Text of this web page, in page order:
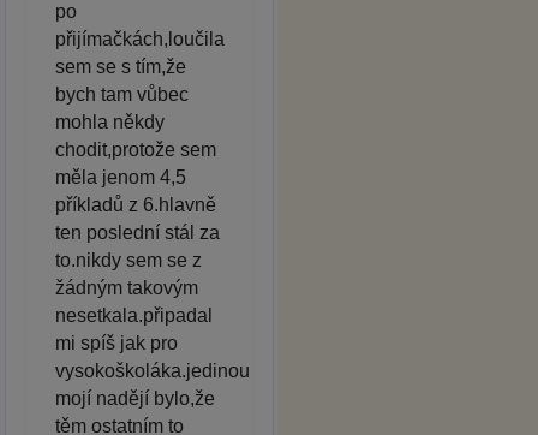
po
přijímačkách,loučila
sem se s tím,že
bych tam vůbec
mohla někdy
chodit,protože sem
měla jenom 4,5
příkladů z 6.hlavně
ten poslední stál za
to.nikdy sem se z
žádným takovým
nesetkala.připadal
mi spíš jak pro
vysokoškoláka.jedinou
mojí nadějí bylo,že
těm ostatním to